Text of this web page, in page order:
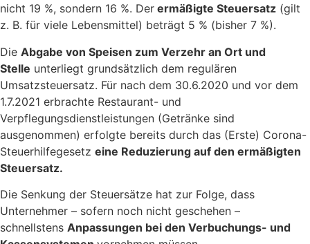
nicht 19 %, sondern 16 %. Der ermäßigte Steuersatz (gilt
z. B. für viele Lebensmittel) beträgt 5 % (bisher 7 %).
Die Abgabe von Speisen zum Verzehr an Ort und
Stelle unterliegt grundsätzlich dem regulären
Umsatzsteuersatz. Für nach dem 30.6.2020 und vor dem
1.7.2021 erbrachte Restaurant- und
Verpflegungsdienstleistungen (Getränke sind
ausgenommen) erfolgte bereits durch das (Erste) Corona-
Steuerhilfegesetz eine Reduzierung auf den ermäßigten
Steuersatz.
Die Senkung der Steuersätze hat zur Folge, dass
Unternehmer – sofern noch nicht geschehen –
schnellstens Anpassungen bei den Verbuchungs- und